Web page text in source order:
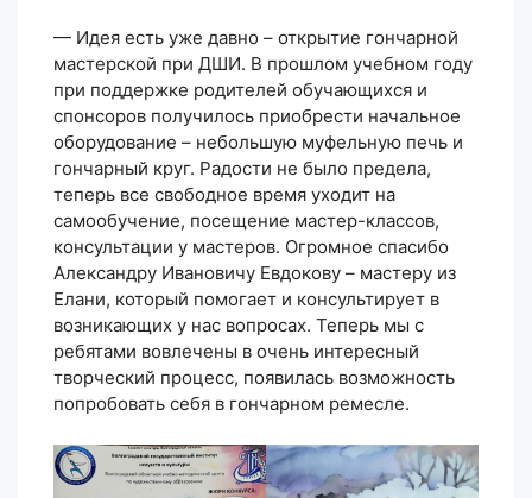
— Идея есть уже давно – открытие гончарной
мастерской при ДШИ. В прошлом учебном году
при поддержке родителей обучающихся и
спонсоров получилось приобрести начальное
оборудование – небольшую муфельную печь и
гончарный круг. Радости не было предела,
теперь все свободное время уходит на
самообучение, посещение мастер-классов,
консультации у мастеров. Огромное спасибо
Александру Ивановичу Евдокову – мастеру из
Елани, который помогает и консультирует в
возникающих у нас вопросах. Теперь мы с
ребятами вовлечены в очень интересный
творческий процесс, появилась возможность
попробовать себя в гончарном ремесле.